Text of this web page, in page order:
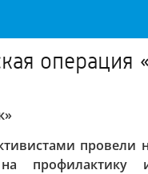
операция
провели